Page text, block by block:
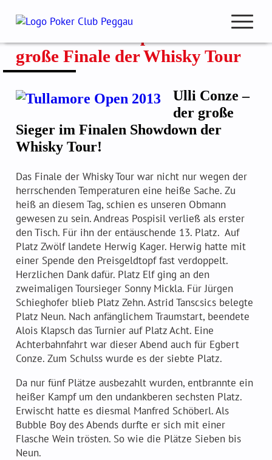
Inhalt
open
navigation
Club Beiträge
Club Meisterschaft
Pokercup & Masters
Mitglieder
Hall of Fame
Ranglisten
Spielmodus
Der PokerClubPeggau – 20 Jahre jung
Freunde & Sponsoren
Regelwerk
Tipps und Tricks
große Finale der Whisky Tour
Ulli Conze –
der große
Sieger im Finalen Showdown der
Whisky Tour!
Das Finale der Whisky Tour war nicht nur wegen der
herrschenden Temperaturen eine heiße Sache. Zu
heiß an diesem Tag, schien es unseren Obmann
gewesen zu sein. Andreas Pospisil verließ als erster
den Tisch. Für ihn der entäuschende 13. Platz. Auf
Platz Zwölf landete Herwig Kager. Herwig hatte mit
einer Spende den Preisgeldtopf fast verdoppelt.
Herzlichen Dank dafür. Platz Elf ging an den
zweimaligen Toursieger Sonny Mickla. Für Jürgen
Schieghofer blieb Platz Zehn. Astrid Tanscsics belegte
Platz Neun. Nach anfänglichem Traumstart, beendete
Alois Klapsch das Turnier auf Platz Acht. Eine
Achterbahnfahrt war dieser Abend auch für Egbert
Conze. Zum Schulss wurde es der siebte Platz.
Da nur fünf Plätze ausbezahlt wurden, entbrannte ein
heißer Kampf um den undankberen sechsten Platz.
Erwischt hatte es diesmal Manfred Schöberl. Als
Bubble Boy des Abends durfte er sich mit einer
Flasche Wein trösten. So wie die Plätze Sieben bis
Neun.